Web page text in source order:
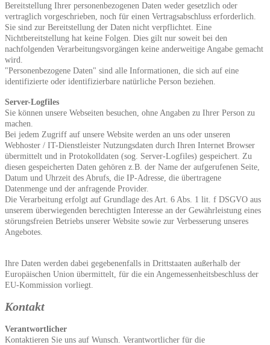
Bereitstellung Ihrer personenbezogenen Daten weder gesetzlich oder
vertraglich vorgeschrieben, noch für einen Vertragsabschluss erforderlich.
Sie sind zur Bereitstellung der Daten nicht verpflichtet. Eine
Nichtbereitstellung hat keine Folgen. Dies gilt nur soweit bei den
nachfolgenden Verarbeitungsvorgängen keine anderweitige Angabe gemacht
wird.
"Personenbezogene Daten" sind alle Informationen, die sich auf eine
identifizierte oder identifizierbare natürliche Person beziehen.
Server-Logfiles
Sie können unsere Webseiten besuchen, ohne Angaben zu Ihrer Person zu
machen.
Bei jedem Zugriff auf unsere Website werden an uns oder unseren
Webhoster / IT-Dienstleister Nutzungsdaten durch Ihren Internet Browser
übermittelt und in Protokolldaten (sog. Server-Logfiles) gespeichert. Zu
diesen gespeicherten Daten gehören z.B. der Name der aufgerufenen Seite,
Datum und Uhrzeit des Abrufs, die IP-Adresse, die übertragene
Datenmenge und der anfragende Provider.
Die Verarbeitung erfolgt auf Grundlage des Art. 6 Abs. 1 lit. f DSGVO aus
unserem überwiegenden berechtigten Interesse an der Gewährleistung eines
störungsfreien Betriebs unserer Website sowie zur Verbesserung unseres
Angebotes.
Ihre Daten werden dabei gegebenenfalls in Drittstaaten außerhalb der
Europäischen Union übermittelt, für die ein Angemessenheitsbeschluss der
EU-Kommission vorliegt.
Kontakt
Verantwortlicher
Kontaktieren Sie uns auf Wunsch. Verantwortlicher für die